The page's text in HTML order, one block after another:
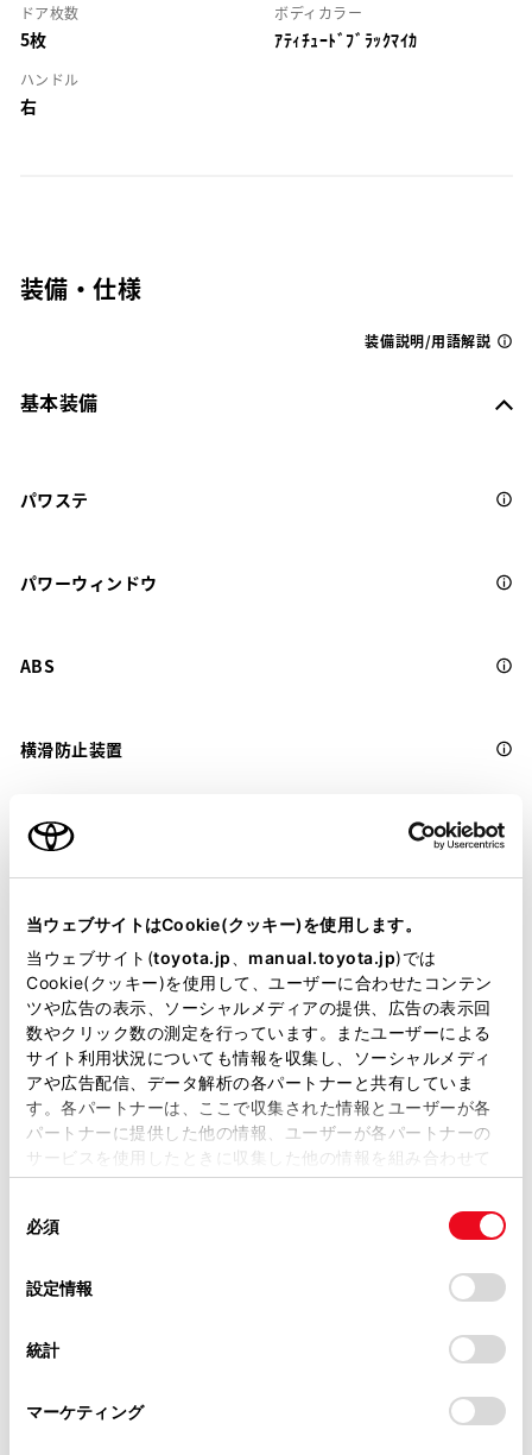
当ウェブサイトはCookie(クッキー)を使用します。
当ウェブサイト(toyota.jp manual.toyota.jp)では
Cookie(クッキー)を使用して、ユーザーに合わせたコンテン
ツや広告の表示、ソーシャルメディアの提供、広告の表示回
数やクリック数の測定を行っています。またユーザーによる
サイト利用状況についても情報を収集し、ソーシャルメディ
アや広告配信、データ解析の各パートナーと共有していま
す。各パートナーは、ここで収集された情報とユーザーが各
パートナーに提供した他の情報、ユーザーが各パートナーの
サービスを使用したときに収集した他の情報を組み合わせて
使用することがあります。当ウェブサイトの使用を続行する
デバイスにすべてのCookie(クッキー)が保存されることに同
意したことになります。Cookie(クッキー)のオプトアウト、
設定の変更、同意を撤回したりするにあたっては、当社の
「Cookie（クッキー）情報の取り扱いについて
」をご覧くだ
必須
設定情報
統計
マーケティング
ドア枚数
5枚
ボディカラー
ｱﾃｨﾁｭｰﾄﾞﾌﾞﾗｯｸﾏｲｶ
ハンドル
右
装備・仕様
装備説明/用語解説
基本装備
パワステ
パワーウィンドウ
ABS
横滑防止装置
キーレス
リモコンスターター
ETC
※ セットアップ費用は別途申し受けます
安全装置・運転サポート
サポカーS